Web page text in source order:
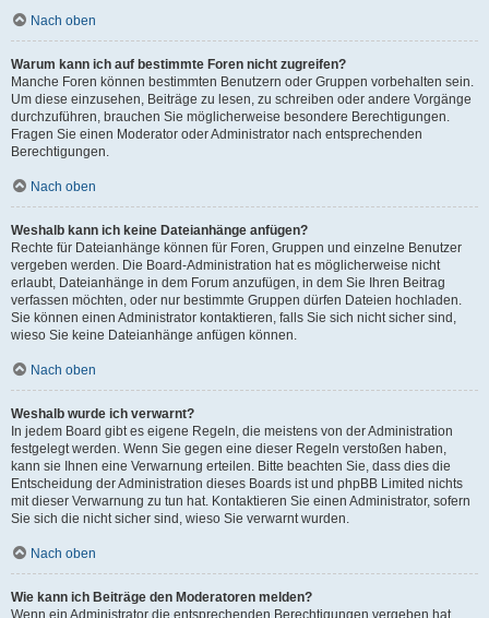
Nach oben
Warum kann ich auf bestimmte Foren nicht zugreifen?
Manche Foren können bestimmten Benutzern oder Gruppen vorbehalten sein.
Um diese einzusehen, Beiträge zu lesen, zu schreiben oder andere Vorgänge
durchzuführen, brauchen Sie möglicherweise besondere Berechtigungen.
Fragen Sie einen Moderator oder Administrator nach entsprechenden
Berechtigungen.
Nach oben
Weshalb kann ich keine Dateianhänge anfügen?
Rechte für Dateianhänge können für Foren, Gruppen und einzelne Benutzer
vergeben werden. Die Board-Administration hat es möglicherweise nicht
erlaubt, Dateianhänge in dem Forum anzufügen, in dem Sie Ihren Beitrag
verfassen möchten, oder nur bestimmte Gruppen dürfen Dateien hochladen.
Sie können einen Administrator kontaktieren, falls Sie sich nicht sicher sind,
wieso Sie keine Dateianhänge anfügen können.
Nach oben
Weshalb wurde ich verwarnt?
In jedem Board gibt es eigene Regeln, die meistens von der Administration
festgelegt werden. Wenn Sie gegen eine dieser Regeln verstoßen haben,
kann sie Ihnen eine Verwarnung erteilen. Bitte beachten Sie, dass dies die
Entscheidung der Administration dieses Boards ist und phpBB Limited nichts
mit dieser Verwarnung zu tun hat. Kontaktieren Sie einen Administrator, sofern
Sie sich die nicht sicher sind, wieso Sie verwarnt wurden.
Nach oben
Wie kann ich Beiträge den Moderatoren melden?
Wenn ein Administrator die entsprechenden Berechtigungen vergeben hat,